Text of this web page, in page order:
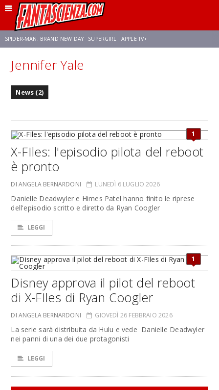
SPIDER-MAN: BRAND NEW DAY SUPERGIRL APPLE TV+
FRANCO RICCIARDIELLO ZENDAYA
Jennifer Yale
News (2)
1
X-FIles: l'episodio pilota del reboot
è pronto
DI ANGELA BERNARDONI LUNEDÌ 6 LUGLIO 2026
Danielle Deadwyler e Himes Patel hanno finito le riprese
dell'episodio scritto e diretto da Ryan Coogler
LEGGI
1
Disney approva il pilot del reboot
di X-FIles di Ryan Coogler
DI ANGELA BERNARDONI GIOVEDÌ 26 FEBBRAIO 2026
La serie sarà distribuita da Hulu e vede Danielle Deadwyler
nei panni di una dei due protagonisti
LEGGI